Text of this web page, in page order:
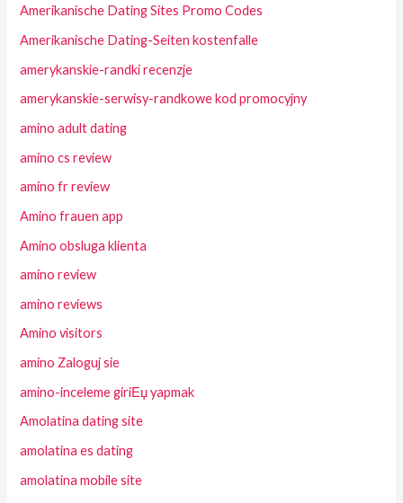
Amerikanische Dating Sites Promo Codes
Amerikanische Dating-Seiten kostenfalle
amerykanskie-randki recenzje
amerykanskie-serwisy-randkowe kod promocyjny
amino adult dating
amino cs review
amino fr review
Amino frauen app
Amino obsluga klienta
amino review
amino reviews
Amino visitors
amino Zaloguj sie
amino-inceleme giriЕџ yapmak
Amolatina dating site
amolatina es dating
amolatina mobile site